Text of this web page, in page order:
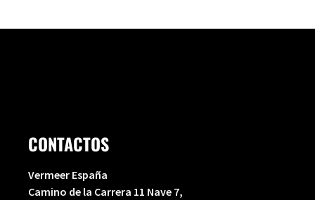
CONTACTOS
Vermeer España
Camino de la Carrera 11 Nave 7,